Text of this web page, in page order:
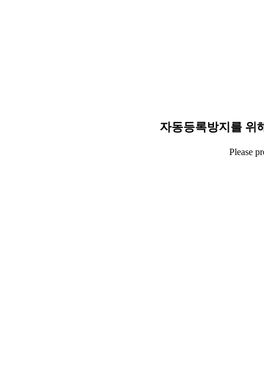
자동등록방지를 위
Please